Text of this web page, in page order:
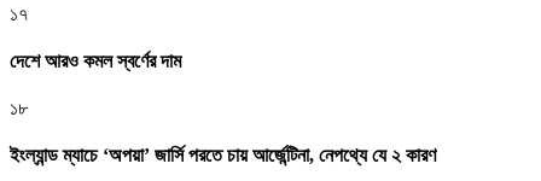
১৭
দেশে আরও কমল স্বর্ণের দাম
১৮
ইংল্যান্ড ম্যাচে ‘অপয়া’ জার্সি পরতে চায় আর্জেন্টিনা, নেপথ্যে যে ২ কারণ